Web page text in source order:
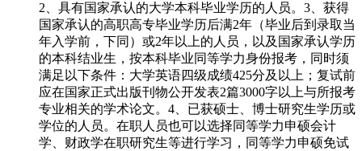
2、具有国家承认的大学本科毕业学历的人员。3、获得
国家承认的高职高专毕业学历后满2年（毕业后到录取当
年入学前，下同）或2年以上的人员，以及国家承认学历
的本科结业生，按本科毕业同等学力身份报考，同时须
满足以下条件：大学英语四级成绩425分及以上；复试前
应在国家正式出版刊物公开发表2篇3000字以上与所报考
专业相关的学术论文。4、已获硕士、博士研究生学历或
学位的人员。在职人员也可以选择同等学力申硕会计
学、财政学在职研究生等进行学习，同等学力申硕免试